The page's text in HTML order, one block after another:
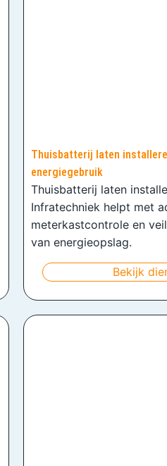
Thuisbatterij laten
energiegebruik
Thuisbatterij laten
Infratechniek helpt met
meterkastcontrole en
van energieopslag.
Bekijk